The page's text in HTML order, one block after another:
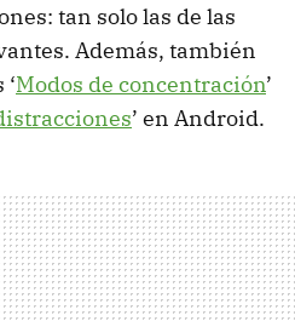
tan solo las de las
Además, también
Modos de concentración’
’ en Android.